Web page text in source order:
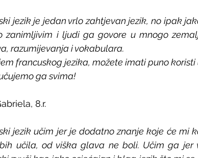
jezik je jedan vrlo zahtjevan jezik, no ipak
zanimljivim i ljudi ga govore u mnogo
razumijevanja i vokabulara.
francuskog jezika, možete imati puno
ga svima!
8.r.
jezik učim jer je dodatno znanje koje će mi
učila, od viška glava ne boli. Učim ga jer